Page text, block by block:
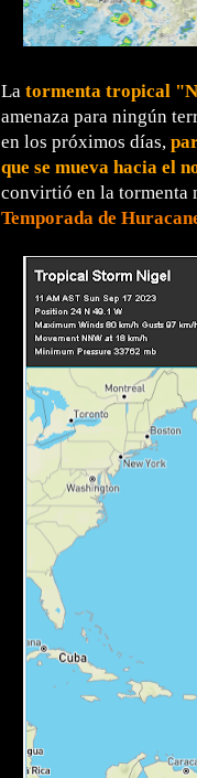
La tormenta tropical
amenaza para ningún
en los próximos días,
que se mueva hacia el
convirtió en la tormenta
Temporada de